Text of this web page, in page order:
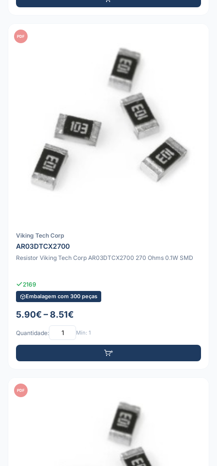
PDF
Viking Tech Corp
AR03DTCX2700
Resistor Viking Tech Corp AR03DTCX2700 270 Ohms 0.1W SMD
2169
Embalagem com 300 peças
5.90€ – 8.51€
Quantidade: Mín: 1
PDF